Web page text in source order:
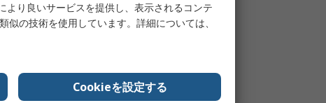
り良いサービスを提供し、表示されるコンテ
の技術を使用しています。詳細については、
Cookieを設定する